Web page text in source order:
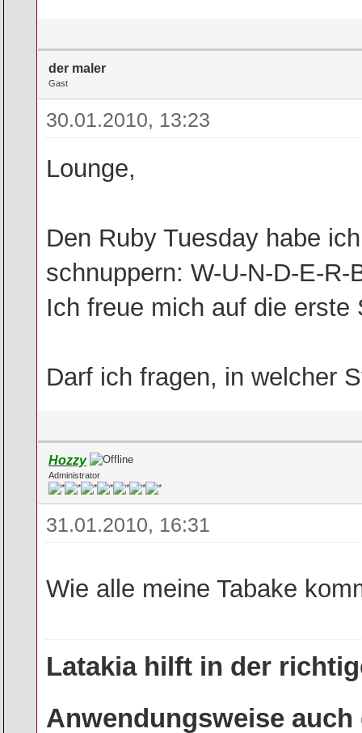
der maler
Gast
30.01.2010, 13:23
Lounge,
Den Ruby Tuesday habe
schnuppern: W-U-N-D-E-
Ich freue mich auf die erste
Darf ich fragen, in welcher
Hozzy
Administrator
31.01.2010, 16:31
Wie alle meine Tabake
Latakia hilft in der
Anwendungsweise auch